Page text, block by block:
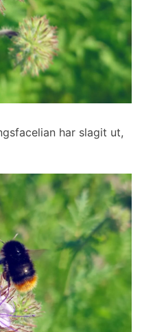
har slagit ut,